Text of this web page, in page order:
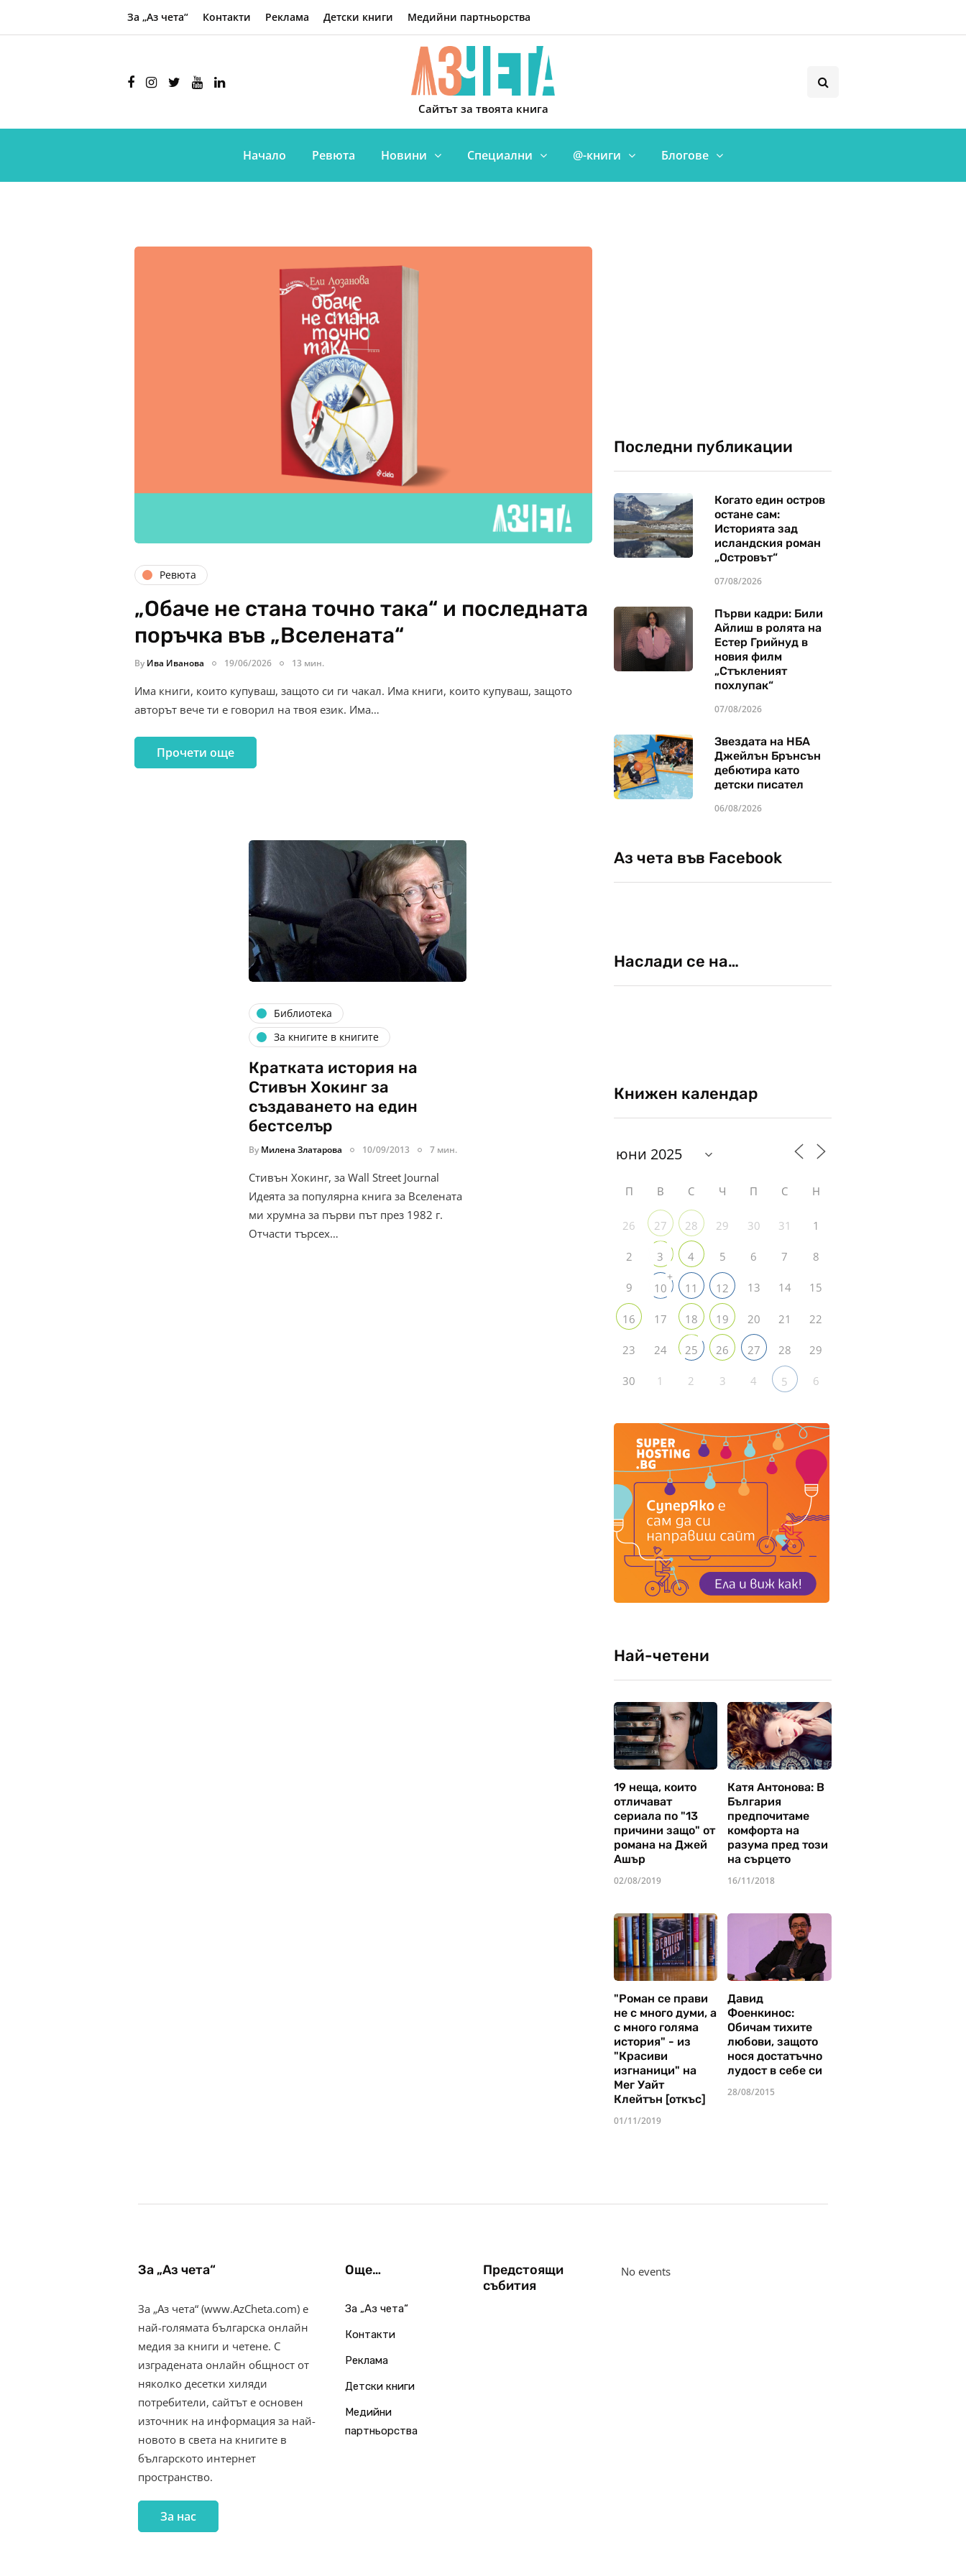
За „Аз чета“ Контакти Реклама Детски книги Медийни партньорства
Сайтът за твоята книга
Начало Ревюта Новини Специални @-книги Блогове
Ревюта
„Обаче не стана точно така“ и последната
поръчка във „Вселената“
By Ива Иванова 19/06/2026 13 мин.
Има книги, които купуваш, защото си ги чакал. Има книги, които купуваш, защото
авторът вече ти е говорил на твоя език. Има…
Прочети още
Библиотека
За книгите в книгите
Кратката история на
Стивън Хокинг за
създаването на един
бестселър
By Милена Златарова 10/09/2013 7 мин.
Стивън Хокинг, за Wall Street Journal
Идеята за популярна книга за Вселената
ми хрумна за първи път през 1982 г.
Отчасти търсех…
Последни публикации
Когато един остров
остане сам:
Историята зад
исландския роман
„Островът“
07/08/2026
Първи кадри: Били
Айлиш в ролята на
Естер Грийнуд в
новия филм
„Стъкленият
похлупак“
07/08/2026
Звездата на НБА
Джейлън Брънсън
дебютира като
детски писател
06/08/2026
Аз чета във Facebook
Наслади се на…
Книжен календар
П В С Ч П С Н
26 27 28 29 30 31 1
2 3 4 5 6 7 8
9 10
+
11 12 13 14 15
16 17 18 19 20 21 22
23 24 25 26 27 28 29
30 1 2 3 4 5 6
Най-четени
19 неща, които
отличават
сериала по "13
причини защо" от
романа на Джей
Ашър
02/08/2019
Катя Антонова: В
България
предпочитаме
комфорта на
разума пред този
на сърцето
16/11/2018
"Роман се прави
не с много думи, а
с много голяма
история" - из
"Красиви
изгнаници" на
Мег Уайт
Клейтън [откъс]
01/11/2019
Давид
Фоенкинос:
Обичам тихите
любови, защото
нося достатъчно
лудост в себе си
28/08/2015
За „Аз чета“
За „Аз чета“ (www.AzCheta.com) е
най-голямата българска онлайн
медия за книги и четене. С
изградената онлайн общност от
няколко десетки хиляди
потребители, сайтът е основен
източник на информация за най-
новото в света на книгите в
българското интернет
пространство.
За нас
Още…
За „Аз чета“
Контакти
Реклама
Детски книги
Медийни
партньорства
Предстоящи
събития
No events